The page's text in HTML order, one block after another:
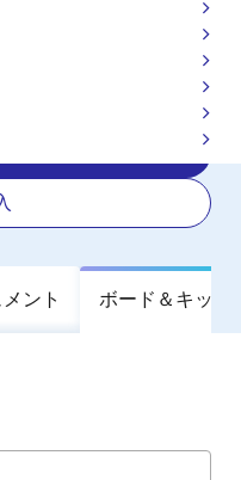
Signal
N-
ント ボード＆キット